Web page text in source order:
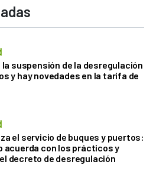
suspensión de la desregulación
y hay novedades en la tarifa de
el servicio de buques y puertos:
acuerda con los prácticos y
decreto de desregulación